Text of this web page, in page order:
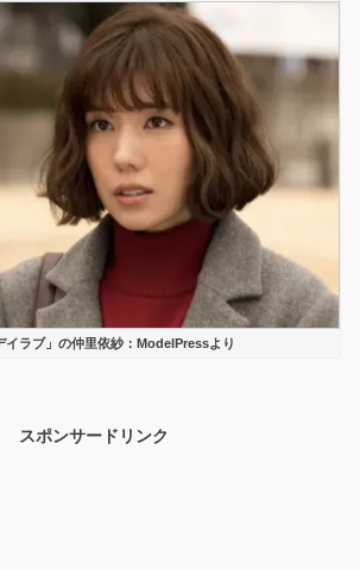
イラブ」の仲里依紗：ModelPressより
スポンサードリンク